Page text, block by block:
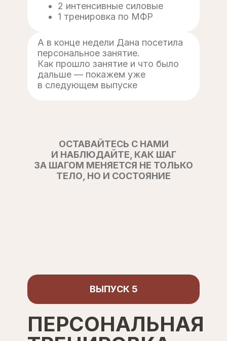
2 интенсивные силовые
1 тренировка по МФР
А в конце недели Дана посетила
персональное занятие.
Как прошло занятие и что было
дальше — покажем уже
в следующем выпуске
ОСТАВАЙТЕСЬ С НАМИ
И НАБЛЮДАЙТЕ, КАК ШАГ
ЗА ШАГОМ МЕНЯЕТСЯ НЕ ТОЛЬКО
ТЕЛО, НО И СОСТОЯНИЕ
ВЫПУСК 5
ПЕРСОНАЛЬНАЯ